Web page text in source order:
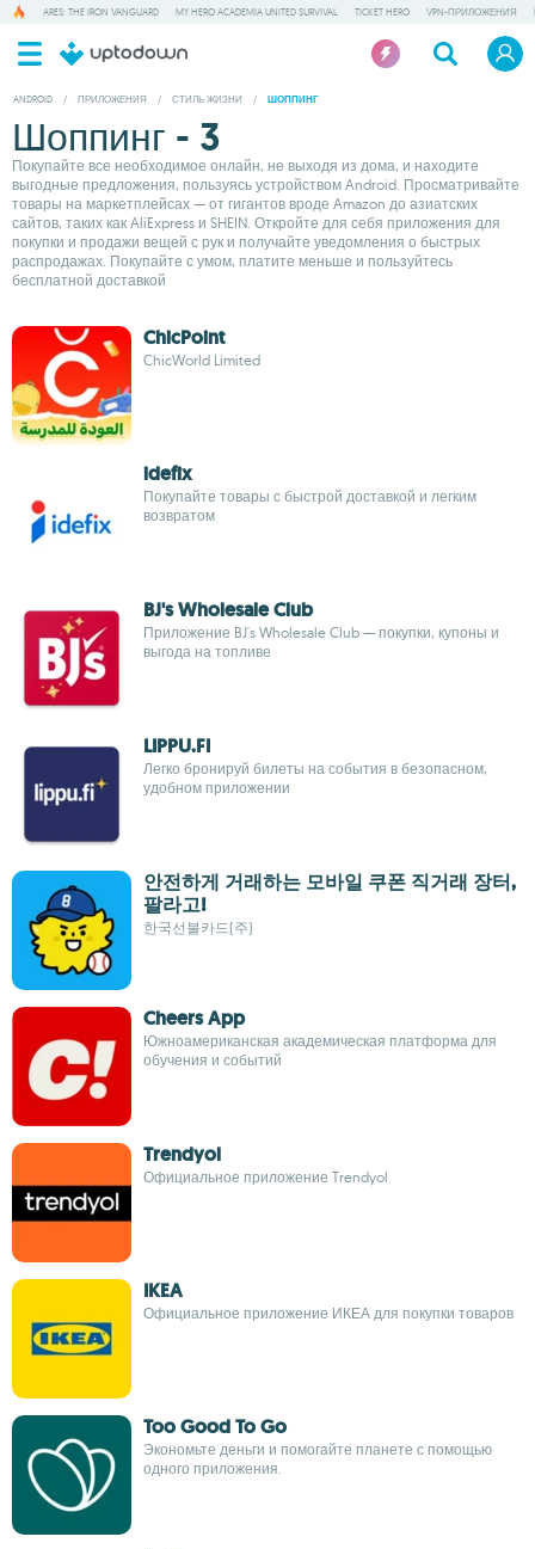
ARES: THE IRON VANGUARD MY HERO ACADEMIA UNITED SURVIVAL TICKET HERO VPN-ПРИЛОЖЕНИЯ
ANDROID / ПРИЛОЖЕНИЯ / СТИЛЬ ЖИЗНИ / ШОППИНГ
Шоппинг - 3
Покупайте все необходимое онлайн, не выходя из дома, и находите
выгодные предложения, пользуясь устройством Android. Просматривайте
товары на маркетплейсах — от гигантов вроде Amazon до азиатских
сайтов, таких как AliExpress и SHEIN. Откройте для себя приложения для
покупки и продажи вещей с рук и получайте уведомления о быстрых
распродажах. Покупайте с умом, платите меньше и пользуйтесь
бесплатной доставкой
ChicPoint
ChicWorld Limited
idefix
Покупайте товары с быстрой доставкой и легким
возвратом
BJ's Wholesale Club
Приложение BJ's Wholesale Club — покупки, купоны и
выгода на топливе
LIPPU.FI
Легко бронируй билеты на события в безопасном,
удобном приложении
안전하게 거래하는 모바일 쿠폰 직거래 장터,
팔라고!
한국선불카드(주)
Cheers App
Южноамериканская академическая платформа для
обучения и событий
Trendyol
Официальное приложение Trendyol
IKEA
Официальное приложение ИКЕА для покупки товаров
Too Good To Go
Экономьте деньги и помогайте планете с помощью
одного приложения.